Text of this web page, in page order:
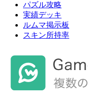
パズル攻略
実績デッキ
ルムマ掲示板
スキン所持率